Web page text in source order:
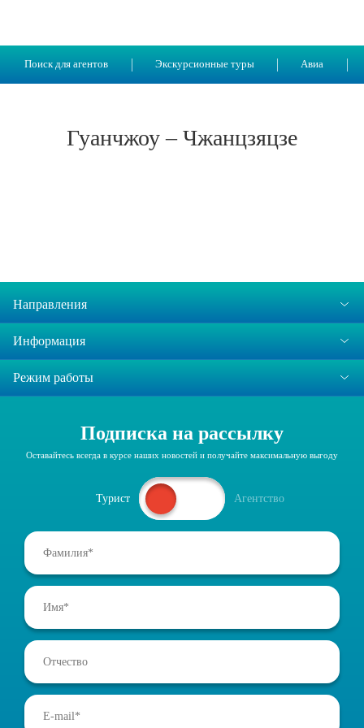
Поиск для агентов Экскурсионные туры Авиа
Гуанчжоу – Чжанцзяцзе
Направления
Информация
Режим работы
Подписка на рассылку
Оставайтесь всегда в курсе наших новостей и получайте максимальную выгоду
Турист Агентство